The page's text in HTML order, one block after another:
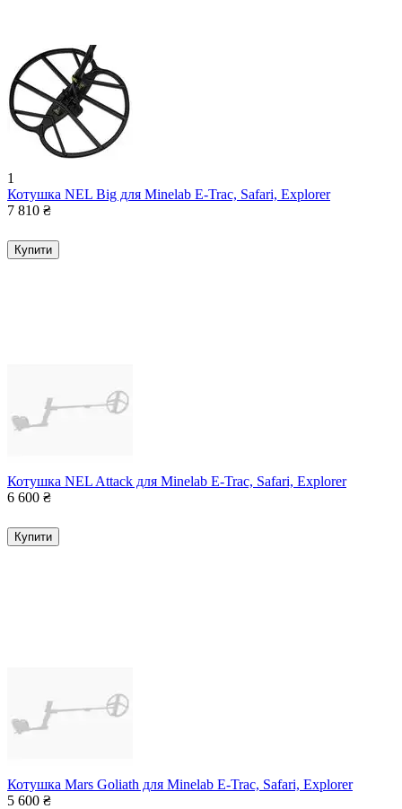
1
Котушка NEL Big для Minelab E-Trac, Safari, Explorer
7 810 ₴
Купити
Котушка NEL Attack для Minelab E-Trac, Safari, Explorer
6 600 ₴
Купити
Котушка Mars Goliath для Minelab E-Trac, Safari, Explorer
5 600 ₴